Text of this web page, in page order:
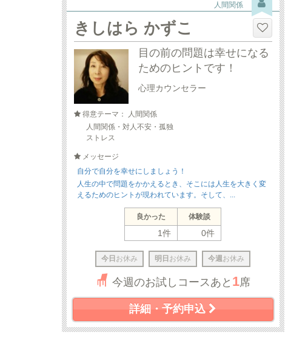
人間関係
きしはら かずこ
目の前の問題は幸せになる
ためのヒントです！
心理カウンセラー
得意テーマ： 人間関係
人間関係・対人不安・孤独
ストレス
メッセージ
自分で自分を幸せにしましょう！
人生の中で問題をかかえるとき、そこには人生を大きく変
えるためのヒントが現われています。そして、...
良かった 体験談
1件 0件
今日 お休み 明日 お休み 今週 お休み
今週のお試しコースあと 1席
詳細・予約申込